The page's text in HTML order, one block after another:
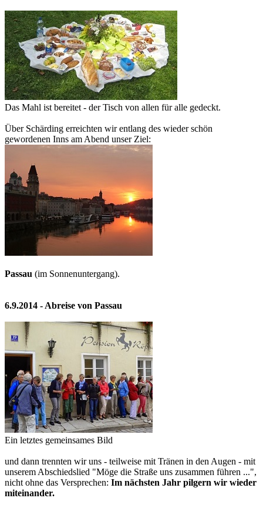
Das Mahl ist bereitet - der Tisch von allen für alle gedeckt.
Über Schärding erreichten wir entlang des wieder schön
gewordenen Inns am Abend unser Ziel:
Passau (im Sonnenuntergang).
6.9.2014 - Abreise von Passau
Ein letztes gemeinsames Bild
und dann trennten wir uns - teilweise mit Tränen in den Augen - mit
unserem Abschiedslied "Möge die Straße uns zusammen führen ...",
nicht ohne das Versprechen: Im nächsten Jahr pilgern wir wieder
miteinander.